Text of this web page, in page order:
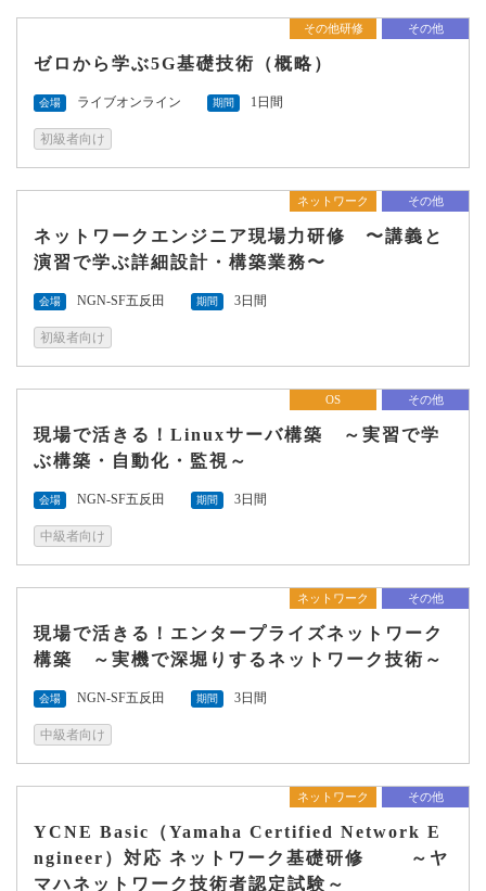
ゼロから学ぶ5G基礎技術（概略）
会場 ライブオンライン 期間 1日間
初級者向け
その他研修 その他
ネットワークエンジニア現場力研修 〜講義と
演習で学ぶ詳細設計・構築業務〜
会場 NGN-SF五反田 期間 3日間
初級者向け
ネットワーク その他
現場で活きる！Linuxサーバ構築 ～実習で学
ぶ構築・自動化・監視～
会場 NGN-SF五反田 期間 3日間
中級者向け
OS その他
現場で活きる！エンタープライズネットワーク
構築 ～実機で深堀りするネットワーク技術～
会場 NGN-SF五反田 期間 3日間
中級者向け
ネットワーク その他
YCNE Basic（Yamaha Certified Network E
ngineer）対応 ネットワーク基礎研修 ～ヤ
マハネットワーク技術者認定試験～
ネットワーク その他